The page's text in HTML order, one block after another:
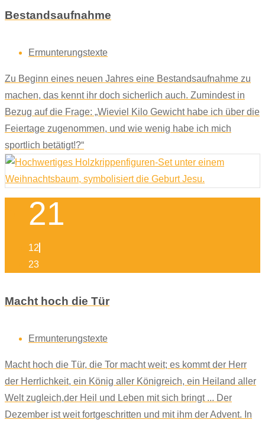
Bestandsaufnahme
Ermunterungstexte
Zu Beginn eines neuen Jahres eine Bestandsaufnahme zu
machen, das kennt ihr doch sicherlich auch. Zumindest in
Bezug auf die Frage: „Wieviel Kilo Gewicht habe ich über die
Feiertage zugenommen, und wie wenig habe ich mich
sportlich betätigt!?“
21
12
23
Macht hoch die Tür
Ermunterungstexte
Macht hoch die Tür, die Tor macht weit; es kommt der Herr
der Herrlichkeit, ein König aller Königreich, ein Heiland aller
Welt zugleich,der Heil und Leben mit sich bringt ... Der
Dezember ist weit fortgeschritten und mit ihm der Advent. In